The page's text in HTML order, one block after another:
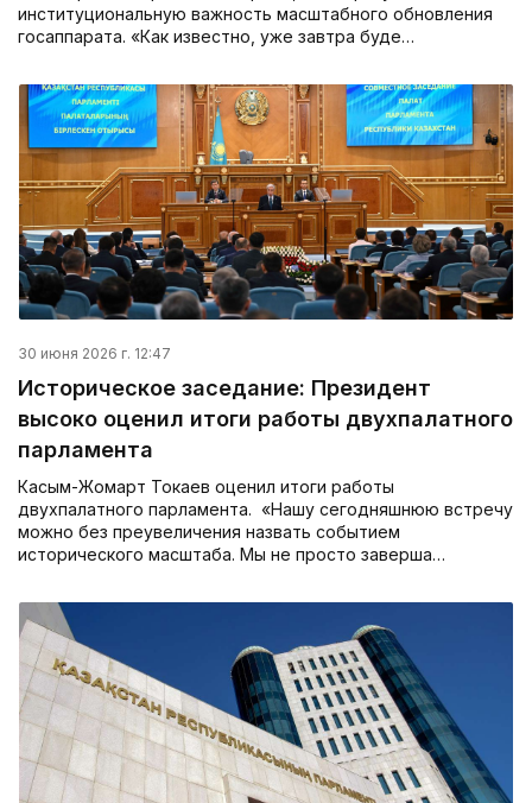
институциональную важность масштабного обновления
госаппарата. «Как известно, уже завтра буде…
30 июня 2026 г. 12:47
Историческое заседание: Президент
высоко оценил итоги работы двухпалатного
парламента
Касым-Жомарт Токаев оценил итоги работы
двухпалатного парламента. «Нашу сегодняшнюю встречу
можно без преувеличения назвать событием
исторического масштаба. Мы не просто заверша…